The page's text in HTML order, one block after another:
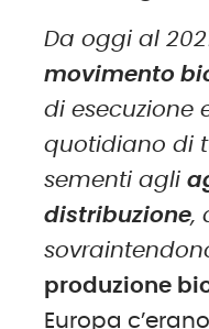
Da oggi al
movimento
di esecuzione
quotidiano di
sementi agli
distribuzione,
produzione
Europa